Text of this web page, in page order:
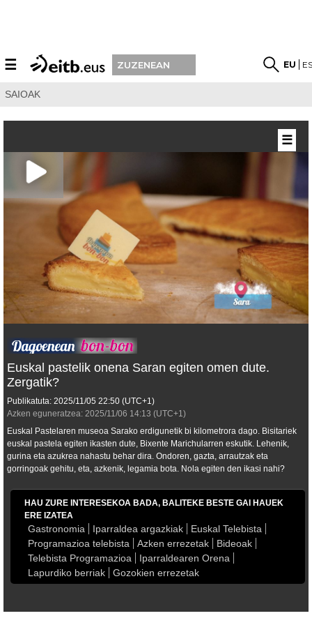
☰ ZUZENEAN EU
SAIOAK
Euskal pastelik onena Saran egiten omen dute.
Zergatik?
Publikatuta: 2025/11/05 22:50 (UTC+1)
Azken eguneratzea: 2025/11/06 14:13 (UTC+1)
Euskal Pastelaren museoa Sarako erdigunetik bi kilometrora dago. Bisitariek
euskal pastela egiten ikasten dute, Bixente Marichularren eskutik. Lehenik,
gurina eta azukrea nahastu behar dira. Ondoren, gazta, arrautzak eta
gorringoak gehitu, eta, azkenik, legamia bota. Nola egiten den ikasi nahi?
HAU ZURE INTERESEKOA BADA, BALITEKE BESTE GAI HAUEK
ERE IZATEA
Gastronomia Iparraldea argazkiak
Euskal Telebista
Programazioa telebista
Azken errezetak
Bideoak
Telebista Programazioa
Iparraldearen Orena
Lapurdiko berriak
Gozokien errezetak
☰